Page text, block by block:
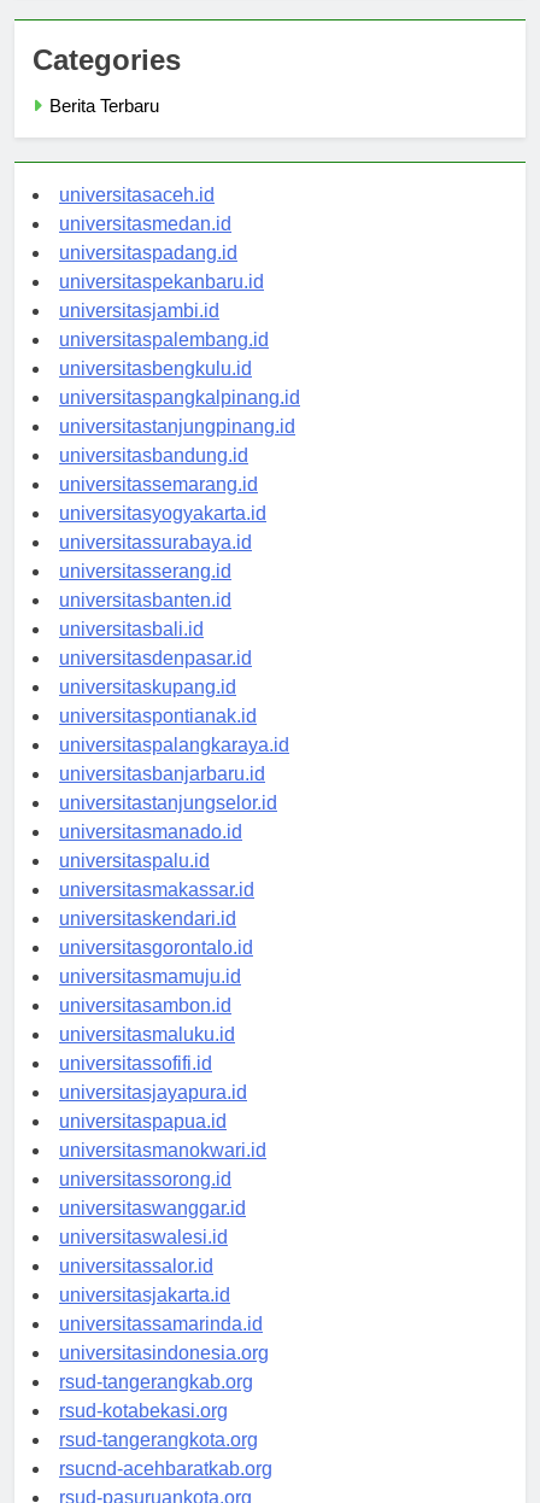
Categories
universitasaceh.id
universitasmedan.id
universitaspadang.id
universitaspekanbaru.id
universitasjambi.id
universitaspalembang.id
universitasbengkulu.id
universitaspangkalpinang.id
universitastanjungpinang.id
universitasbandung.id
universitassemarang.id
universitasyogyakarta.id
universitassurabaya.id
universitasserang.id
universitasbanten.id
universitasbali.id
universitasdenpasar.id
universitaskupang.id
universitaspontianak.id
universitaspalangkaraya.id
universitasbanjarbaru.id
universitastanjungselor.id
universitasmanado.id
universitaspalu.id
universitasmakassar.id
universitaskendari.id
universitasgorontalo.id
universitasmamuju.id
universitasambon.id
universitasmaluku.id
universitassofifi.id
universitasjayapura.id
universitaspapua.id
universitasmanokwari.id
universitassorong.id
universitaswanggar.id
universitaswalesi.id
universitassalor.id
universitasjakarta.id
universitassamarinda.id
universitasindonesia.org
rsud-tangerangkab.org
rsud-kotabekasi.org
rsud-tangerangkota.org
rsucnd-acehbaratkab.org